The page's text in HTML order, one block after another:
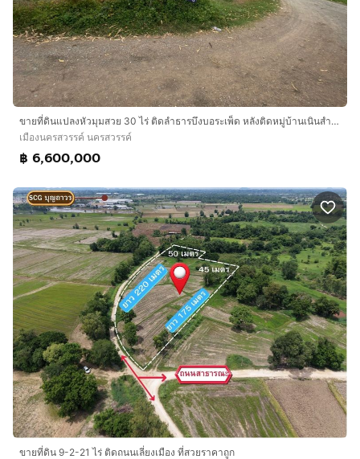
ขายที่ดินแปลงหัวมุมสวย 30 ไร่ ติดลำธารบึงบอระเพ็ด หลังติดหมู่บ้านเนินสำราญ อ.เมืองนครสวรรค์ ราคาถูกยกแปลง
เมืองนครสวรรค์ นครสวรรค์
฿ 6,600,000
ขายที่ดิน 9-2-21 ไร่ ติดถนนเลี่ยงเมือง ที่สวยราคาถูก